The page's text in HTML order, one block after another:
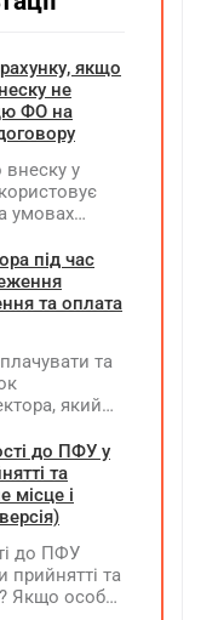
якщо
не
ФО на
у
умовах
Д1/
під час
та оплата
та
який
під час
до ПФУ у
та
місце і
до ПФУ
прийнятті та
Якщо особа